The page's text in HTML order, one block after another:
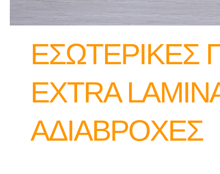
ΕΣΩΤΕΡΙΚΕΣ
EXTRA
ΑΔΙΑΒΡΟΧΕΣ